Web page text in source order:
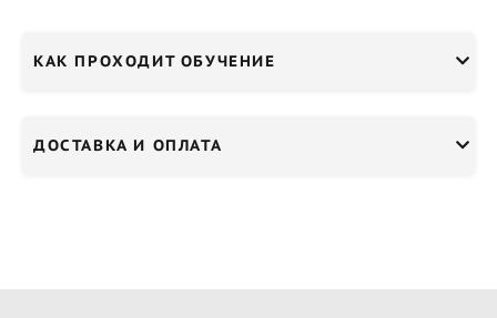
КАК ПРОХОДИТ ОБУЧЕНИЕ
ДОСТАВКА И ОПЛАТА